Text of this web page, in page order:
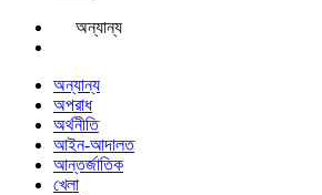
অন্যান্য
অন্যান্য
অপরাধ
অর্থনীতি
আইন-আদালত
আন্তর্জাতিক
খেলা